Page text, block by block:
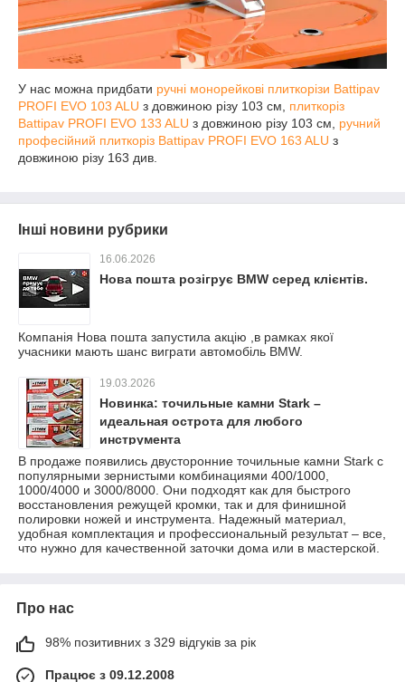
У нас можна придбати ручні монорейкові плиткорізи Battipav
PROFI EVO 103 ALU з довжиною різу 103 см, плиткоріз
Battipav PROFI EVO 133 ALU з довжиною різу 103 см, ручний
професійний плиткоріз Battipav PROFI EVO 163 ALU з
довжиною різу 163 див.
Інші новини рубрики
16.06.2026
Нова пошта розігрує BMW серед клієнтів.
Компанія Нова пошта запустила акцію ,в рамках якої
учасники мають шанс виграти автомобіль BMW.
19.03.2026
Новинка: точильные камни Stark –
идеальная острота для любого
инструмента
В продаже появились двусторонние точильные камни Stark с
популярными зернистыми комбинациями 400/1000,
1000/4000 и 3000/8000. Они подходят как для быстрого
восстановления режущей кромки, так и для финишной
полировки ножей и инструмента. Надежный материал,
удобная комплектация и профессиональный результат – все,
что нужно для качественной заточки дома или в мастерской.
Про нас
98% позитивних з 329 відгуків за рік
Працює з 09.12.2008